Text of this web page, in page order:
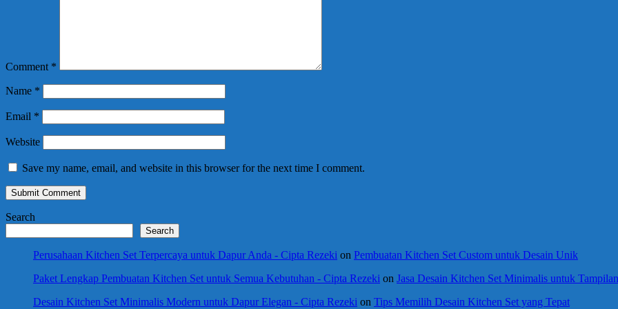
Comment *
Name *
Email *
Website
Save my name, email, and website in this browser for the next time I comment.
Search
Search
Perusahaan Kitchen Set Terpercaya untuk Dapur Anda - Cipta Rezeki on Pembuatan Kitchen Set Custom untuk Desain Unik
Paket Lengkap Pembuatan Kitchen Set untuk Semua Kebutuhan - Cipta Rezeki on Jasa Desain Kitchen Set Minimalis untuk
Desain Kitchen Set Minimalis Modern untuk Dapur Elegan - Cipta Rezeki on Tips Memilih Desain Kitchen Set yang Tepat